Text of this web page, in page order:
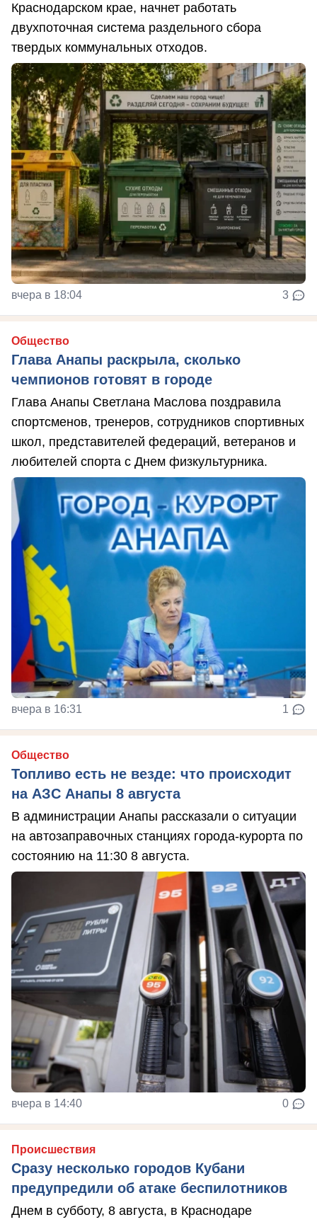
Краснодарском крае, начнет работать
двухпоточная система раздельного сбора
твердых коммунальных отходов.
вчера в 18:04 3
Общество
Глава Анапы раскрыла, сколько
чемпионов готовят в городе
Глава Анапы Светлана Маслова поздравила
спортсменов, тренеров, сотрудников спортивных
школ, представителей федераций, ветеранов и
любителей спорта с Днем физкультурника.
вчера в 16:31 1
Общество
Топливо есть не везде: что происходит
на АЗС Анапы 8 августа
В администрации Анапы рассказали о ситуации
на автозаправочных станциях города-курорта по
состоянию на 11:30 8 августа.
вчера в 14:40 0
Происшествия
Сразу несколько городов Кубани
предупредили об атаке беспилотников
Днем в субботу, 8 августа, в Краснодаре